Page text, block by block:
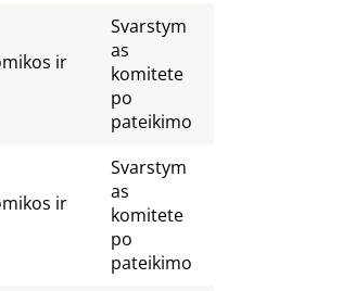
ir
Svarstym
as
komitete
po
pateikimo
ir
Svarstym
as
komitete
po
pateikimo